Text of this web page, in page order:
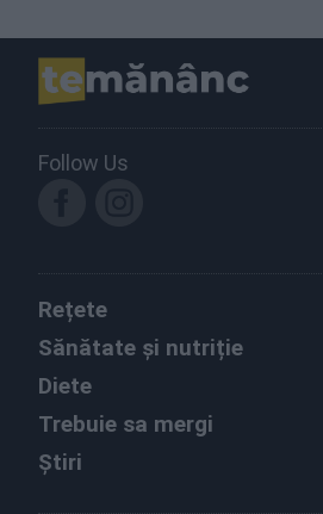
Follow Us
Rețete
Sănătate și nutriție
Diete
Trebuie sa mergi
Știri